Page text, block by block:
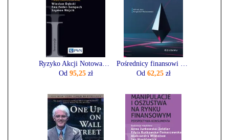
Ryzyko Akcji Notowanych Na Gpw Parametr Beta I Jego Zastosowanie - Wiesław Dębski
Od 95,25zł
Pośrednicy finansowi na lokalnych rynkach. Współczesne determinanty rozwoju
Od 62,25zł